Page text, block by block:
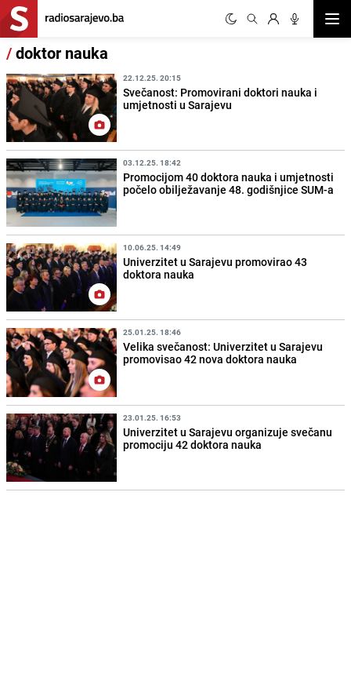
/doktor nauka
22.12.25. 20:15
Svečanost: Promovirani doktori nauka i
umjetnosti u Sarajevu
03.12.25. 18:42
Promocijom 40 doktora nauka i umjetnosti
počelo obilježavanje 48. godišnjice SUM-a
10.06.25. 14:49
Univerzitet u Sarajevu promovirao 43
doktora nauka
25.01.25. 18:46
Velika svečanost: Univerzitet u Sarajevu
promovisao 42 nova doktora nauka
23.01.25. 16:53
Univerzitet u Sarajevu organizuje svečanu
promociju 42 doktora nauka